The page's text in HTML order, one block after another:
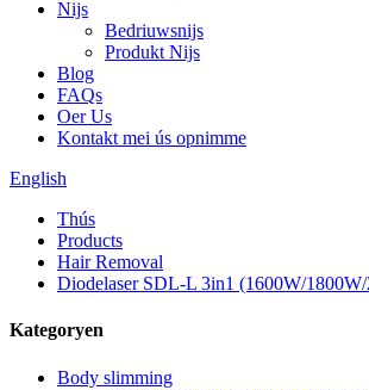
Nijs
Bedriuwsnijs
Produkt Nijs
Blog
FAQs
Oer Us
Kontakt mei ús opnimme
English
Thús
Products
Hair Removal
Diodelaser SDL-L 3in1 (1600W/
Kategoryen
Body slimming